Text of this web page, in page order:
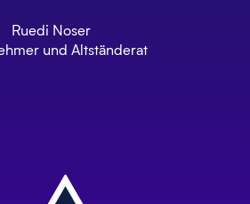
Ruedi Noser
und Altständerat